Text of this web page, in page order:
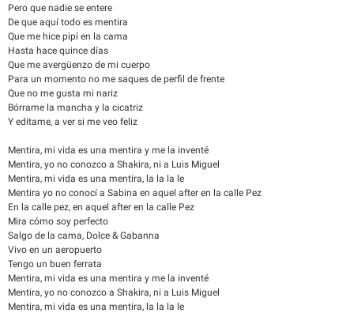
Pero que nadie se entere
De que aquí todo es mentira
Que me hice pipí en la cama
Hasta hace quince días
Que me avergüenzo de mi cuerpo
Para un momento no me saques de perfil de frente
Que no me gusta mi nariz
Bórrame la mancha y la cicatriz
Y edítame, a ver si me veo feliz
Mentira, mi vida es una mentira y me la inventé
Mentira, yo no conozco a Shakira, ni a Luis Miguel
Mentira, mi vida es una mentira, la la la le
Mentira yo no conocí a Sabina en aquel after en la calle Pez
En la calle pez, en aquel after en la calle Pez
Mira cómo soy perfecto
Salgo de la cama, Dolce & Gabanna
Vivo en un aeropuerto
Tengo un buen ferrata
Mentira, mi vida es una mentira y me la inventé
Mentira, yo no conozco a Shakira, ni a Luis Miguel
Mentira, mi vida es una mentira, la la la le